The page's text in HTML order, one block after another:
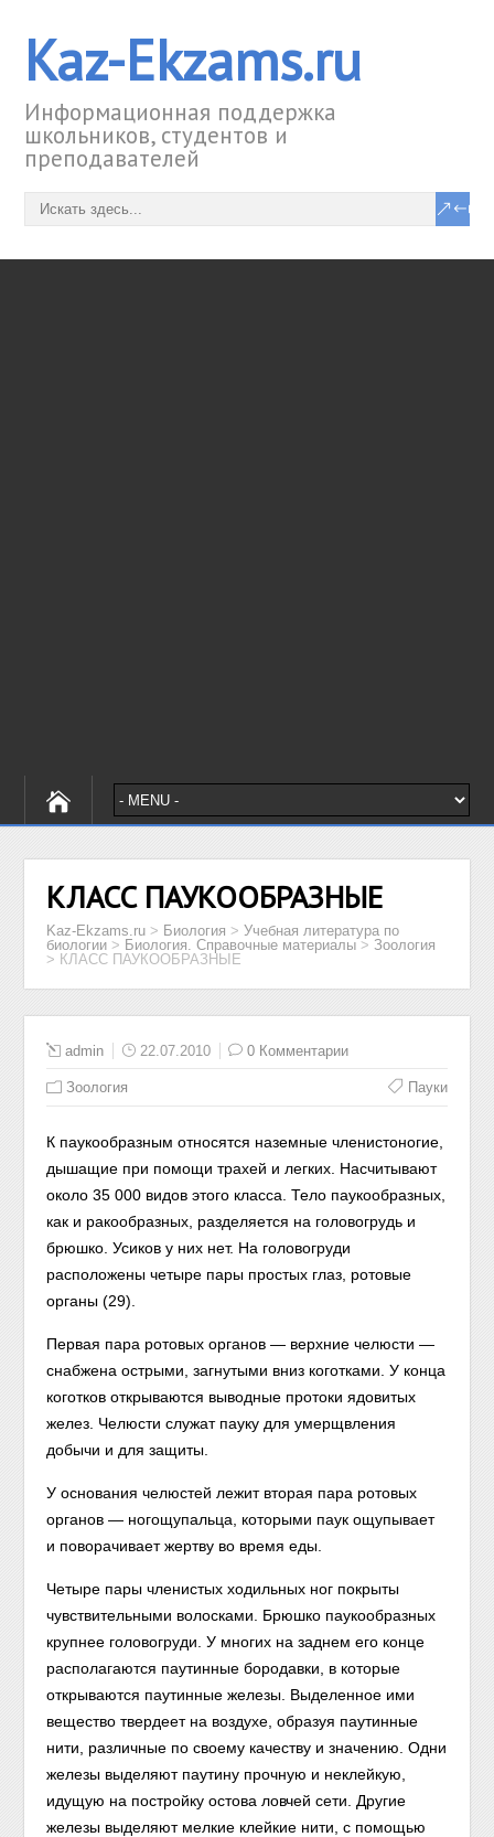
Kaz-Ekzams.ru
Информационная поддержка
школьников, студентов и
преподавателей
КЛАСС ПАУКООБРАЗНЫЕ
Kaz-Ekzams.ru > Биология >Учебная литература по
биологии > Биология. Справочные материалы >Зоология
> КЛАСС ПАУКООБРАЗНЫЕ
admin 22.07.2010 0 Комментарии
Зоология Пауки
К паукообразным относятся наземные членистоногие,
дышащие при помощи трахей и легких. Насчитывают
около 35 000 видов этого класса. Тело паукообразных,
как и ракообразных, разделяется на головогрудь и
брюшко. Усиков у них нет. На головогруди
расположены четыре пары простых глаз, ротовые
органы (29).
Первая пара ротовых органов — верхние челюсти —
снабжена острыми, загнутыми вниз коготками. У конца
коготков открываются выводные протоки ядовитых
желез. Челюсти служат пауку для умерщвления
добычи и для защиты.
У основания челюстей лежит вторая пара ротовых
органов — ногощупальца, которыми паук ощупывает
и поворачивает жертву во время еды.
Четыре пары членистых ходильных ног покрыты
чувствительными волосками. Брюшко паукообразных
крупнее головогруди. У многих на заднем его конце
располагаются паутинные бородавки, в которые
открываются паутинные железы. Выделенное ими
вещество твердеет на воздухе, образуя паутинные
нити, различные по своему качеству и значению. Одни
железы выделяют паутину прочную и неклейкую,
идущую на постройку остова ловчей сети. Другие
железы выделяют мелкие клейкие нити, с помощью